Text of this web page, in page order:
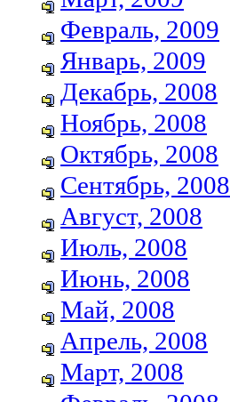
Февраль, 2009
Январь, 2009
Декабрь, 2008
Ноябрь, 2008
Октябрь, 2008
Сентябрь, 2008
Август, 2008
Июль, 2008
Июнь, 2008
Май, 2008
Апрель, 2008
Март, 2008